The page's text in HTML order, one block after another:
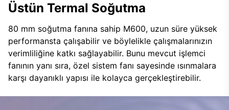
Üstün Termal Soğutma
80 mm soğutma fanına sahip M600, uzun süre yüksek
performansta çalışabilir ve böylelikle çalışmalarınızın
verimliliğine katkı sağlayabilir. Bunu mevcut işlemci
fanının yanı sıra, özel sistem fanı sayesinde ısınmalara
karşı dayanıklı yapısı ile kolayca gerçekleştirebilir.